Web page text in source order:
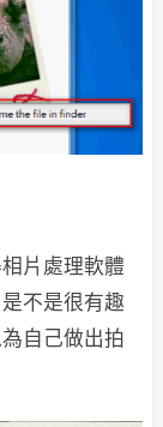
片處理軟體
不是很有趣
自己做出拍